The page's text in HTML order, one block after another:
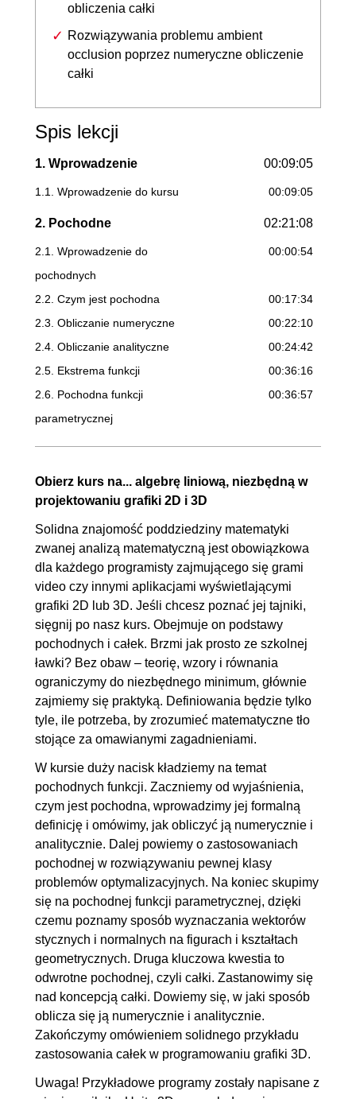
obliczenia całki
Rozwiązywania problemu ambient
occlusion poprzez numeryczne obliczenie
całki
Spis lekcji
1. Wprowadzenie 00:09:05
1.1. Wprowadzenie do kursu 00:09:05
2. Pochodne 02:21:08
2.1. Wprowadzenie do
pochodnych
00:00:54
2.2. Czym jest pochodna
00:17:34
2.3. Obliczanie numeryczne
00:22:10
2.4. Obliczanie analityczne
00:24:42
2.5. Ekstrema funkcji
00:36:16
2.6. Pochodna funkcji
parametrycznej
00:36:57
3. Całki 01:49:48
3.1. Wprowadzenie do całek
3.2. Czym jest całka
00:04:36
3.3. Obliczanie numeryczne
OGLĄDAJ »
00:15:35
3.4. Obliczanie analityczne
00:25:35
3.5. Przykład całkowania
numerycznego
01:03:34
Obierz kurs na... algebrę liniową, niezbędną w
projektowaniu grafiki 2D i 3D
Solidna znajomość poddziedziny matematyki
zwanej analizą matematyczną jest obowiązkowa
dla każdego programisty zajmującego się grami
video czy innymi aplikacjami wyświetlającymi
grafiki 2D lub 3D. Jeśli chcesz poznać jej tajniki,
sięgnij po nasz kurs. Obejmuje on podstawy
pochodnych i całek. Brzmi jak prosto ze szkolnej
ławki? Bez obaw – teorię, wzory i równania
ograniczymy do niezbędnego minimum, głównie
zajmiemy się praktyką. Definiowania będzie tylko
tyle, ile potrzeba, by zrozumieć matematyczne tło
stojące za omawianymi zagadnieniami.
W kursie duży nacisk kładziemy na temat
pochodnych funkcji. Zaczniemy od wyjaśnienia,
czym jest pochodna, wprowadzimy jej formalną
definicję i omówimy, jak obliczyć ją numerycznie i
analitycznie. Dalej powiemy o zastosowaniach
pochodnej w rozwiązywaniu pewnej klasy
problemów optymalizacyjnych. Na koniec skupimy
się na pochodnej funkcji parametrycznej, dzięki
czemu poznamy sposób wyznaczania wektorów
stycznych i normalnych na figurach i kształtach
geometrycznych. Druga kluczowa kwestia to
odwrotne pochodnej, czyli całki. Zastanowimy się
nad koncepcją całki. Dowiemy się, w jaki sposób
oblicza się ją numerycznie i analitycznie.
Zakończymy omówieniem solidnego przykładu
zastosowania całek w programowaniu grafiki 3D.
Uwaga! Przykładowe programy zostały napisane z